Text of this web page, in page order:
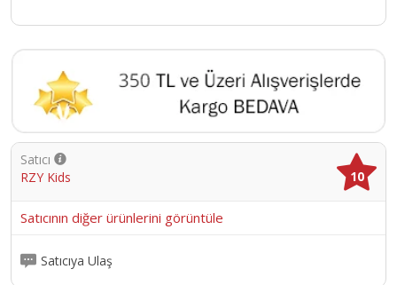
Satıcı
RZY Kids
10
Satıcının diğer ürünlerini görüntüle
Satıcıya Ulaş